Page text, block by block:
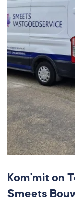
Kom'mit on
Smeets